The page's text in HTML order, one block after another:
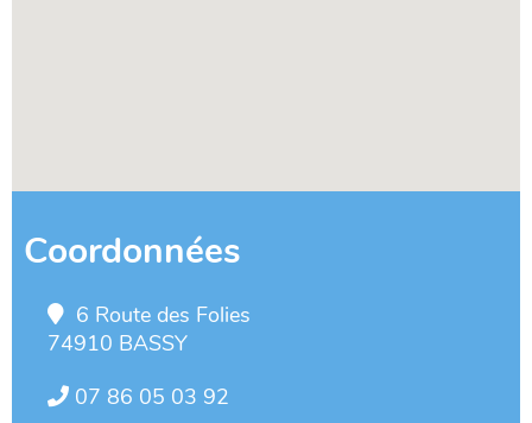
Coordonnées
6 Route des Folies
74910 BASSY
07 86 05 03 92